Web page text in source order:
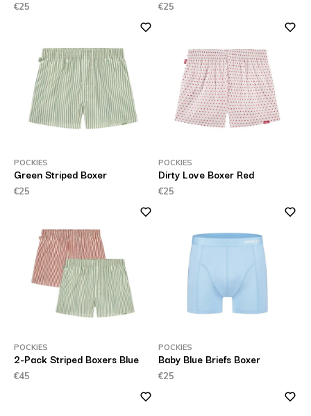
€25 €25
POCKIES
Green Striped Boxer
€25
POCKIES
Dirty Love Boxer Red
€25
POCKIES
2-Pack Striped Boxers Blue
€45
POCKIES
Baby Blue Briefs Boxer
€25